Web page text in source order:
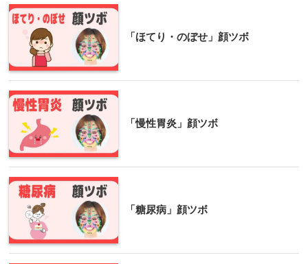
「ほてり・のぼせ」顔ツボ
「慢性胃炎」顔ツボ
「糖尿病」顔ツボ